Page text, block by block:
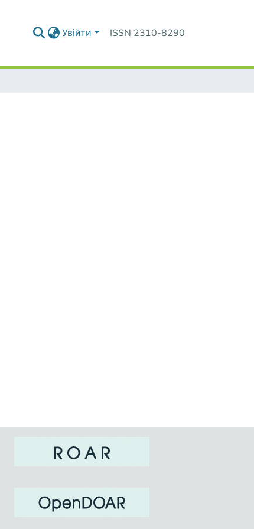
Увійти ISSN 2310-8290